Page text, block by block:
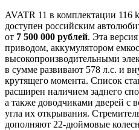
AVATR 11 в комплектации 116
доступен российским
от 7 500 000 рублей. Эта
приводом, аккумулятором
высокопроизводительными
в сумме развивают 578 л.с. и
крутящего момента. Список
расширен наличием заднего
а также доводчиками дверей с
угла их открывания.
дополняют 22-дюймовые